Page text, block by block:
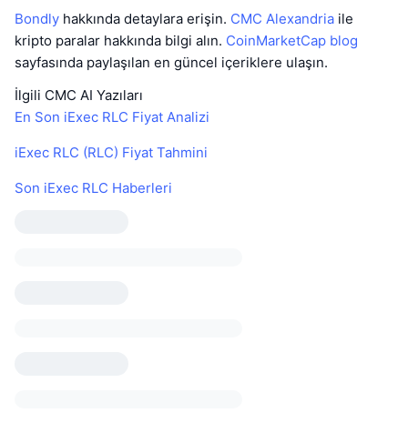
Bondly hakkında detaylara erişin. CMC Alexandria ile
kripto paralar hakkında bilgi alın. CoinMarketCap blog
sayfasında paylaşılan en güncel içeriklere ulaşın.
İlgili CMC AI Yazıları
En Son iExec RLC Fiyat Analizi
iExec RLC (RLC) Fiyat Tahmini
Son iExec RLC Haberleri